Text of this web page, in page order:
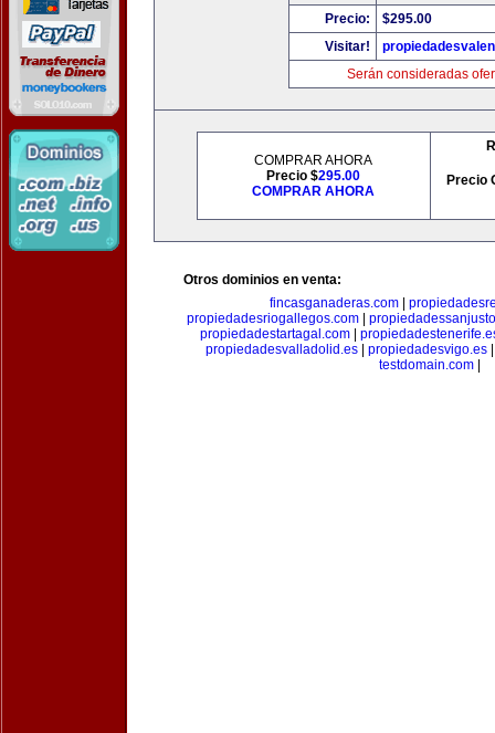
Precio:
$295.00
Visitar!
Serán consideradas
COMPRAR AHORA
Precio $295.00
COMPRAR AHORA
Precio
Otros dominios en venta:
fincasganaderas.com|
propiedadesriogallegos.com|
propiedadestartagal.com|
propiedadesvalladolid.es
propiedadesvigo.es
testdomain.com